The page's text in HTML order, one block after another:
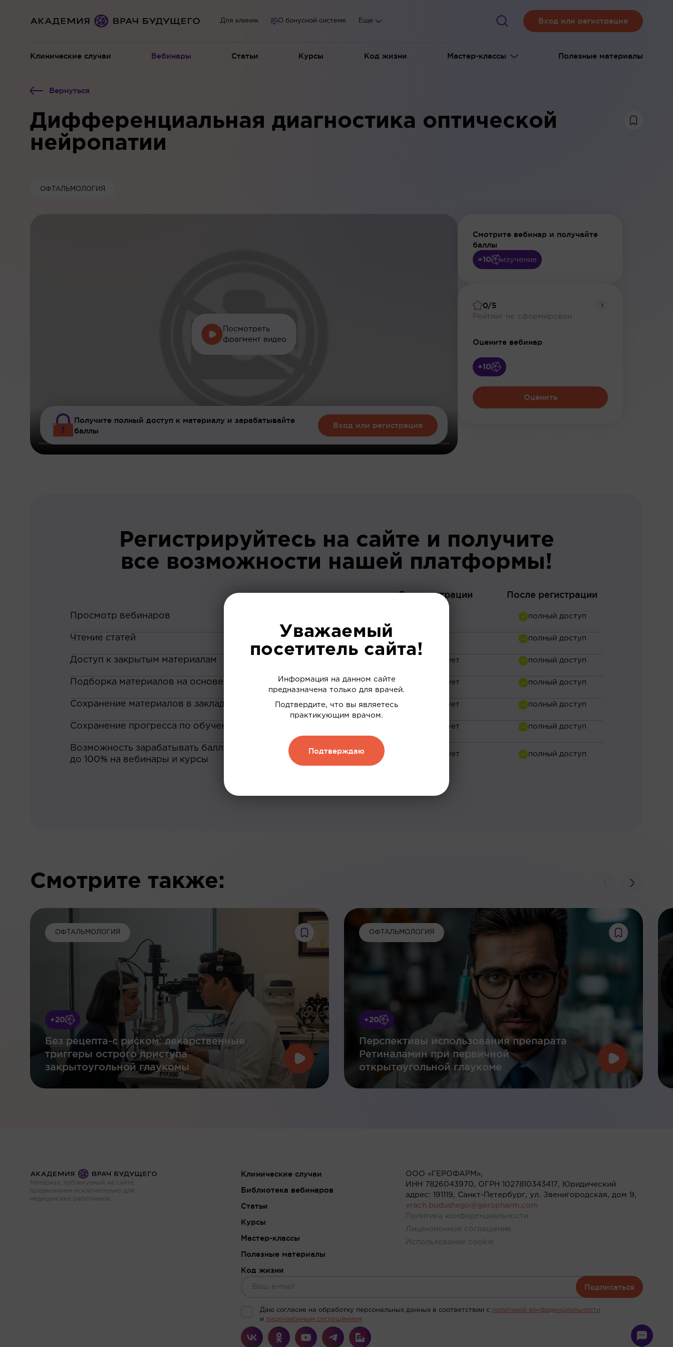
Вход или регистрация
Клинические случаи Вебинары Статьи Курсы Код жизни Мастер-классы Полезные материалы
Для клиник О бонусной системе Еще
Вернуться
Дифференциальная диагностика оптической
нейропатии
ОФТАЛЬМОЛОГИЯ
Посмотреть
фрагмент видео
Получите полный доступ к материалу и зарабатывайте
баллы
Вход или регистрация
Смотрите вебинар и получайте
баллы
+10 изучение
0/5
Рейтинг не сформирован
i
Оцените вебинар
+10
Оценить
Регистрируйтесь на сайте и получите
все возможности нашей платформы!
До регистрации После регистрации
Просмотр вебинаров
Чтение статей
Доступ к закрытым материалам
Подборка материалов на основе ваших интересов
Сохранение материалов в закладки
Сохранение прогресса по обучению
Возможность зарабатывать баллы и обменивать их на скидку
до 100% на вебинары и курсы
Смотрите также:
ОФТАЛЬМОЛОГИЯ
+20
Без рецепта-с риском: лекарственные
триггеры острого приступа
закрытоугольной глаукомы
ОФТАЛЬМОЛОГИЯ
+20
Перспективы использования препарата
Ретиналамин при первичной
открытоугольной глаукоме
Материал, публикуемый на сайте,
предназначен исключительно для
медицинских работников
Клинические случаи
Библиотека вебинаров
Статьи
Курсы
Мастер-классы
Полезные материалы
Код жизни
ООО «ГЕРОФАРМ»,
ИНН 7826043970, ОГРН 1027810343417, Юридический
адрес: 191119, Санкт-Петербург, ул. Звенигородская, дом 9,
vrach.budushego@geropharm.com
Политика конфиденциальности
Лицензионное соглашение
Использование cookie
Подписаться
Даю согласие на обработку персональных данных в соответствии c политикой конфиденциальности
илицензионным соглашением
Уважаемый
посетитель сайта!
Информация на данном сайте
предназначена только для врачей.
Подтвердите, что вы являетесь
практикующим врачом.
Подтверждаю